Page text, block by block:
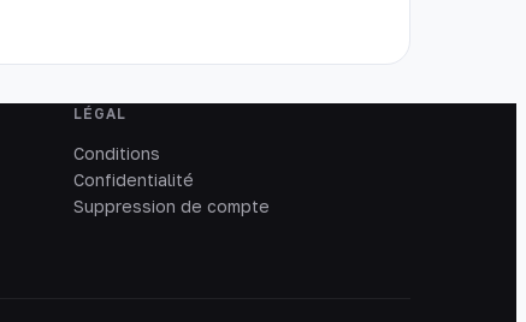
LÉGAL
Conditions
Confidentialité
Suppression de compte